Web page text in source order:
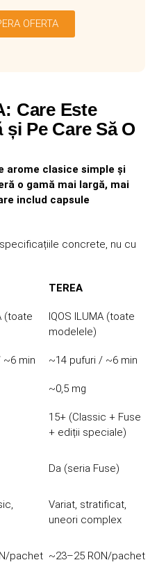
OFERTA
Care Este
Pe Care Să O
arome clasice simple și
o gamă mai largă, mai
includ capsule
concrete, nu cu
TEREA
(toate
IQOS ILUMA (toate
modelele)
~6 min ~14 pufuri / ~6 min
~0,5 mg
15+ (Classic + Fuse
+ ediții speciale)
Da (seria Fuse)
Variat, stratificat,
uneori complex
pachet ~23–25 RON/pachet